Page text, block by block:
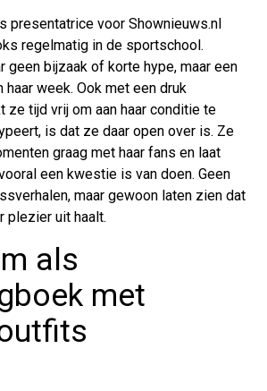
presentatrice voor Shownieuws.nl
regelmatig in de sportschool.
geen bijzaak of korte hype, maar een
week. Ook met een druk
ze tijd vrij om aan haar conditie te
is dat ze daar open over is. Ze
graag met haar fans en laat
een kwestie is van doen. Geen
maar gewoon laten zien dat
plezier uit haalt.
als
met